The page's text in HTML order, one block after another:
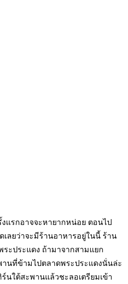
แรกอาจจะหายากหน่อย ตอนไป
เลยว่าจะมีร้านอาหารอยู่ในนี้ ร้าน
ระประแดง ถ้ามาจากสามแยก
นที่ข้ามไปตลาดพระประแดงนั่นล่ะ
ร์นใต้สะพานแล้วชะลอเตรียมเข้า